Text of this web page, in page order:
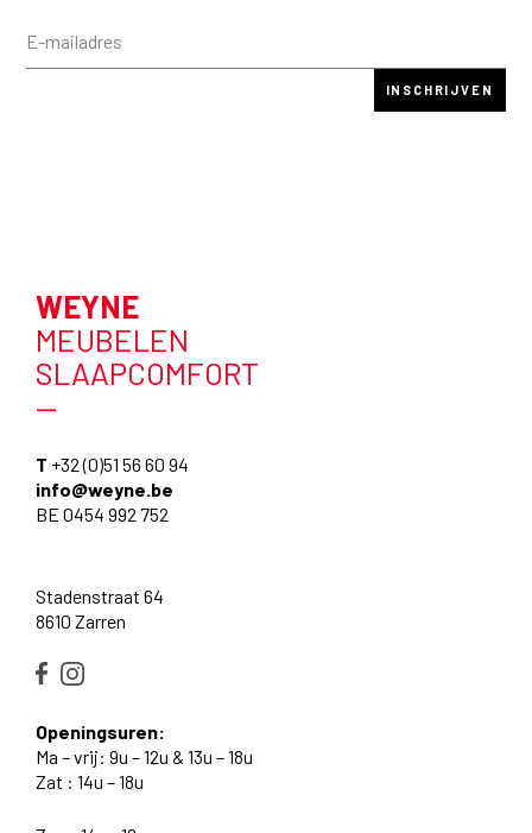
WEYNE
MEUBELEN
SLAAPCOMFORT
—
T +32 (0)51 56 60 94
info@weyne.be
BE 0454 992 752
Stadenstraat 64
8610 Zarren
Openingsuren:
Ma – vrij: 9u – 12u & 13u – 18u
Zat : 14u – 18u